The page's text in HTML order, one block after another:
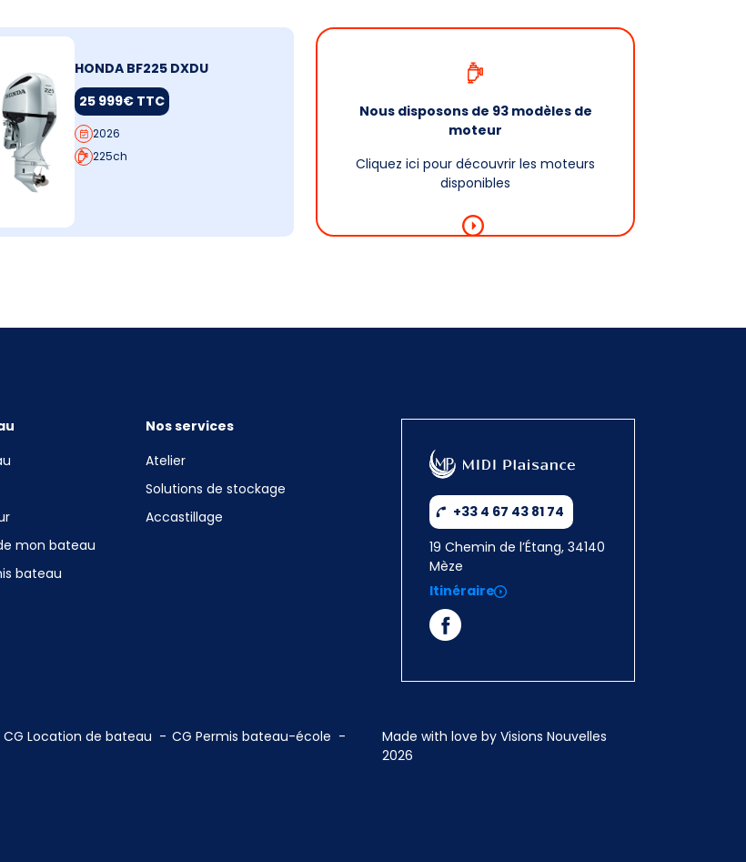
en garantissant la conformité avec les réglementations. Personnalisez vos préférences pour contrôler la manière dont
HONDA BF225 DXDU
25 999€ TTC
2026
225ch
Nous disposons de 93 modèles de
moteur
Cliquez ici pour découvrir les moteurs
disponibles
mon bateau
bateau
Nos services
Atelier
Solutions de stockage
Accastillage
+33 4 67 43 81 74
19 Chemin de l’Étang, 34140
Mèze
Itinéraire
CG Location de bateau
CG Permis bateau-école
Made with love by Visions Nouvelles
2026